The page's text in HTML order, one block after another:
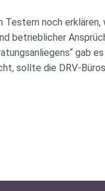
noch
betrieblicher
gab
sollte die DRV-